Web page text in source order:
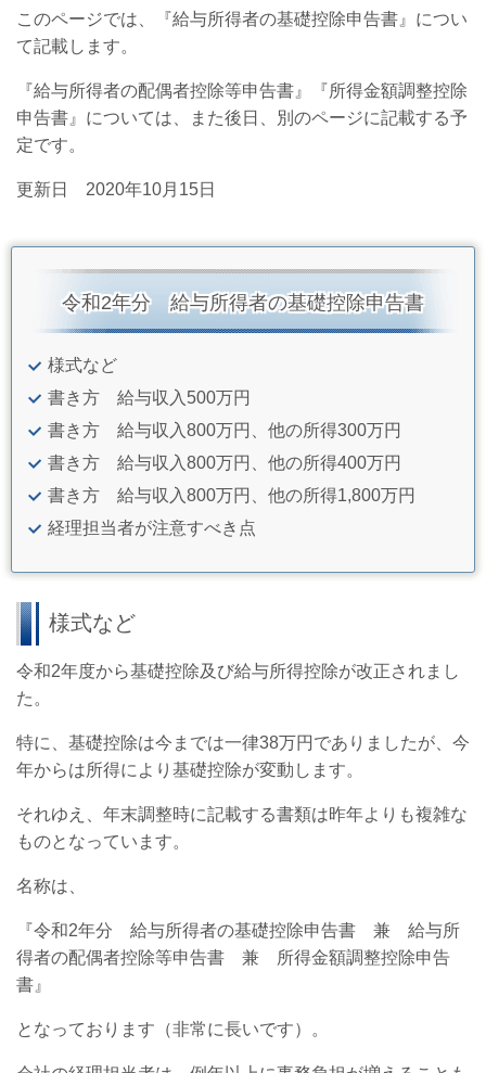
このページでは、『給与所得者の基礎控除申告書』につい
て記載します。
『給与所得者の配偶者控除等申告書』『所得金額調整控除
申告書』については、また後日、別のページに記載する予
定です。
更新日 2020年10月15日
令和2年分 給与所得者の基礎控除申告書
様式など
書き方 給与収入500万円
書き方 給与収入800万円、他の所得300万円
書き方 給与収入800万円、他の所得400万円
書き方 給与収入800万円、他の所得1,800万円
経理担当者が注意すべき点
様式など
令和2年度から基礎控除及び給与所得控除が改正されまし
た。
特に、基礎控除は今までは一律38万円でありましたが、今
年からは所得により基礎控除が変動します。
それゆえ、年末調整時に記載する書類は昨年よりも複雑な
ものとなっています。
名称は、
『令和2年分 給与所得者の基礎控除申告書 兼 給与所
得者の配偶者控除等申告書 兼 所得金額調整控除申告
書』
となっております（非常に長いです）。